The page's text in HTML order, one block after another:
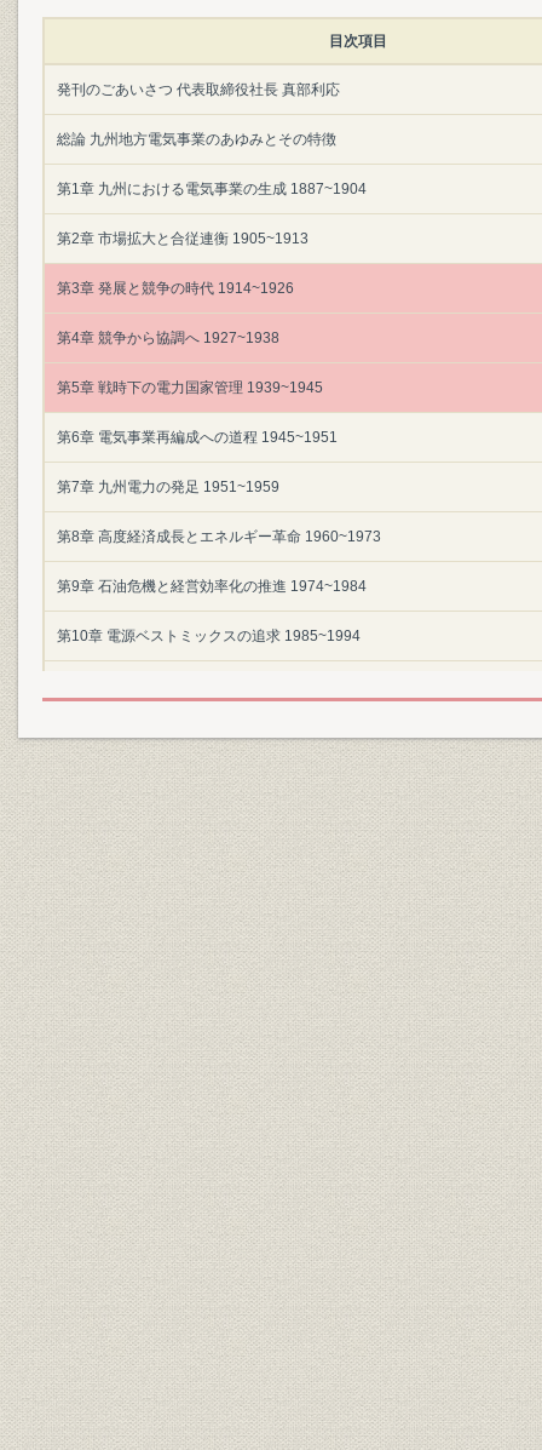
目次項目
発刊のごあいさつ 代表取締役社長 真部利応
総論 九州地方電気事業のあゆみとその特徴
第1章 九州における電気事業の生成 1887~1904
第2章 市場拡大と合従連衡 1905~1913
第3章 発展と競争の時代 1914~1926
第4章 競争から協調へ 1927~1938
第5章 戦時下の電力国家管理 1939~1945
第6章 電気事業再編成への道程 1945~1951
第7章 九州電力の発足 1951~1959
第8章 高度経済成長とエネルギー革命 1960~1973
第9章 石油危機と経営効率化の推進 1974~1984
第10章 電源ベストミックスの追求 1985~1994
資料編
年表
主要参考文献
図表索引
索引
執筆者紹介
編集・写真協力
あとがき